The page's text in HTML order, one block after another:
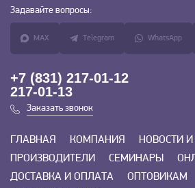
Задавайте вопросы:
MAX Telegram WhatsApp
+7 (831) 217-01-12
217-01-13
Заказать звонок
ГЛАВНАЯ КОМПАНИЯ НОВОСТИ
ПРОИЗВОДИТЕЛИ
СЕМИНАРЫ
ДОСТАВКА И ОПЛАТА
ОПТОВИКАМ